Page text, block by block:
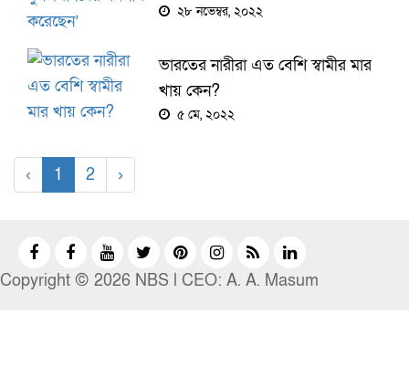
২৮ নভেম্বর, ২০২২
ভারতের নারীরা এত বেশি স্বামীর মার
খায় কেন?
৫ মে, ২০২২
‹ 1 2 ›
Copyright © 2026 NBS l CEO: A. A. Masum